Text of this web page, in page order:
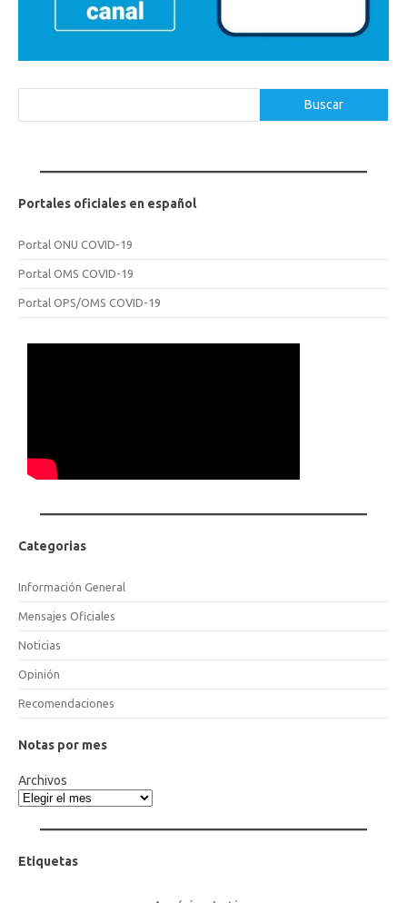
Buscar
Portales oficiales en español
Portal ONU COVID-19
Portal OMS COVID-19
Portal OPS/OMS COVID-19
Categorias
Información General
Mensajes Oficiales
Noticias
Opinión
Recomendaciones
Notas por mes
Archivos
Etiquetas